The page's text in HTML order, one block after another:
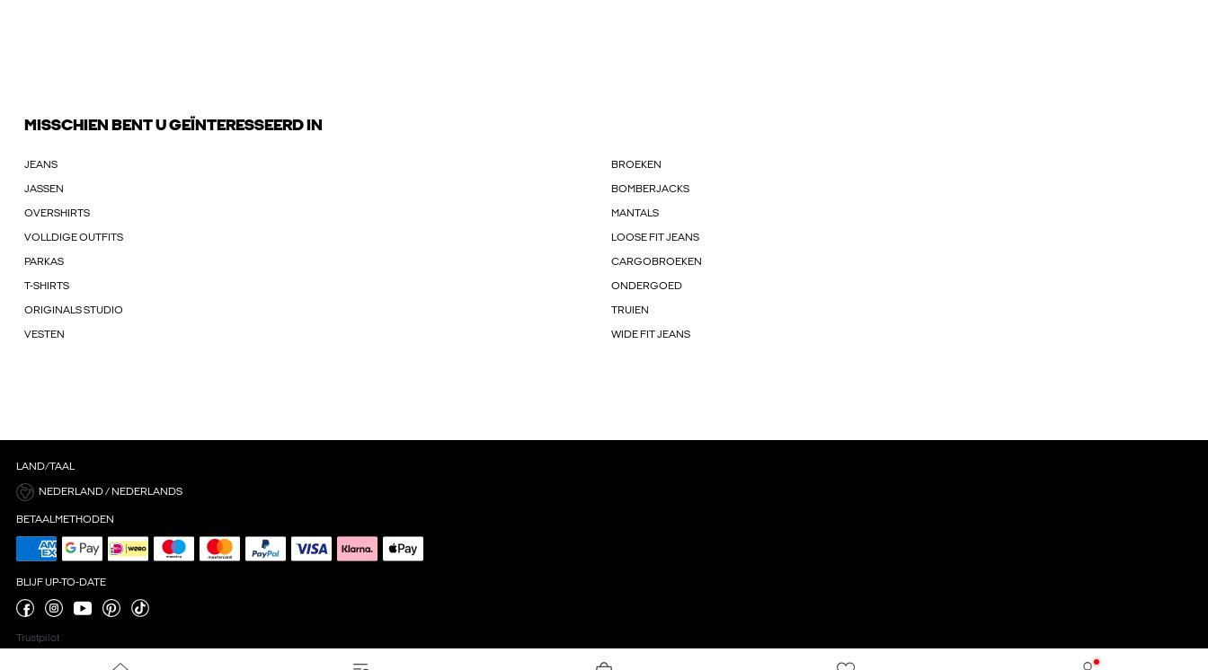
MISSCHIEN BENT U GEÏNTERESSEERD IN
JEANS BROEKEN
JASSEN BOMBERJACKS
OVERSHIRTS MANTALS
VOLLDIGE OUTFITS LOOSE FIT JEANS
PARKAS CARGOBROEKEN
T-SHIRTS ONDERGOED
ORIGINALS STUDIO TRUIEN
VESTEN WIDE FIT JEANS
LAND/TAAL
NEDERLAND / NEDERLANDS
BETAALMETHODEN
BLIJF UP-TO-DATE
Trustpilot